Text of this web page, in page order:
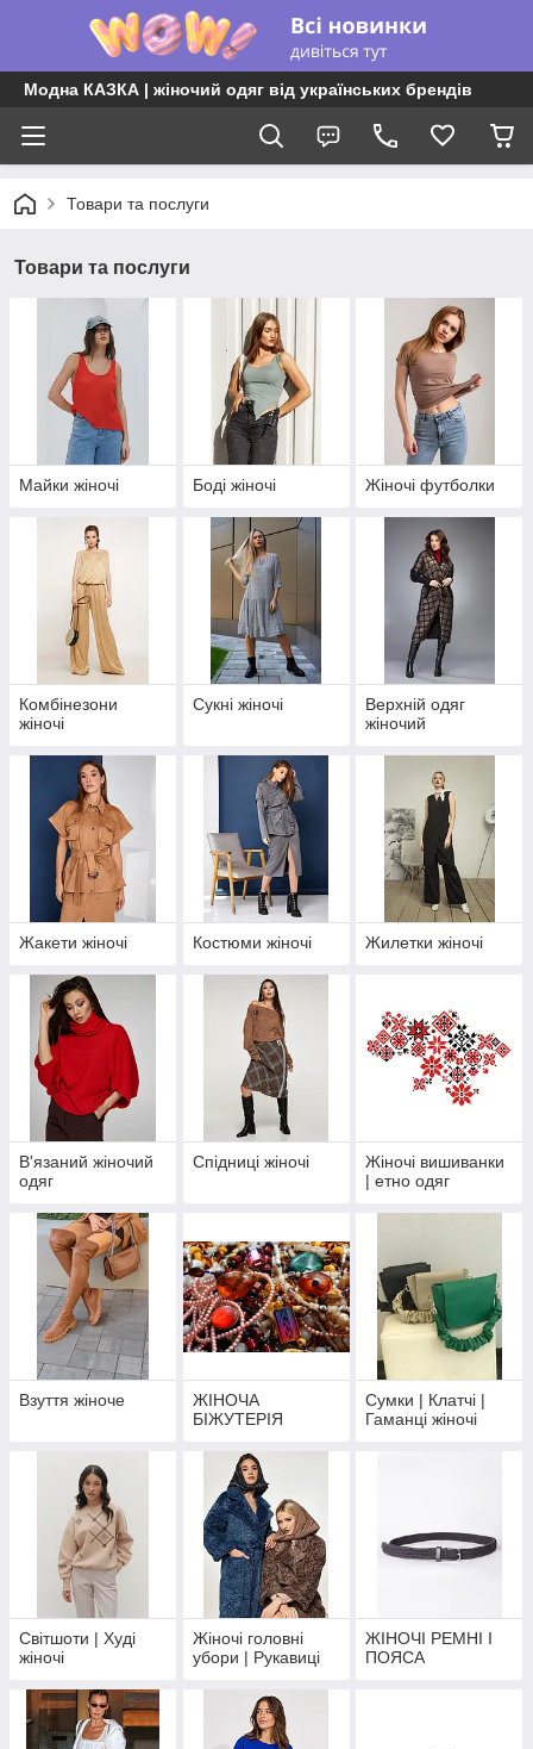
Модна КАЗКА | жіночий одяг від українських брендів
Товари та послуги
Товари та послуги
Майки жіночі Боді жіночі Жіночі футболки
Комбінезони
жіночі
Сукні жіночі
Верхній одяг
жіночий
Жакети жіночі Костюми жіночі Жилетки жіночі
В'язаний жіночий
одяг
Спідниці жіночі
Жіночі вишиванки
| етно одяг
Взуття жіноче
ЖІНОЧА
БІЖУТЕРІЯ
Сумки | Клатчі |
Гаманці жіночі
Світшоти | Худі
жіночі
Жіночі головні
убори | Рукавиці
ЖІНОЧІ РЕМНІ І
ПОЯСА